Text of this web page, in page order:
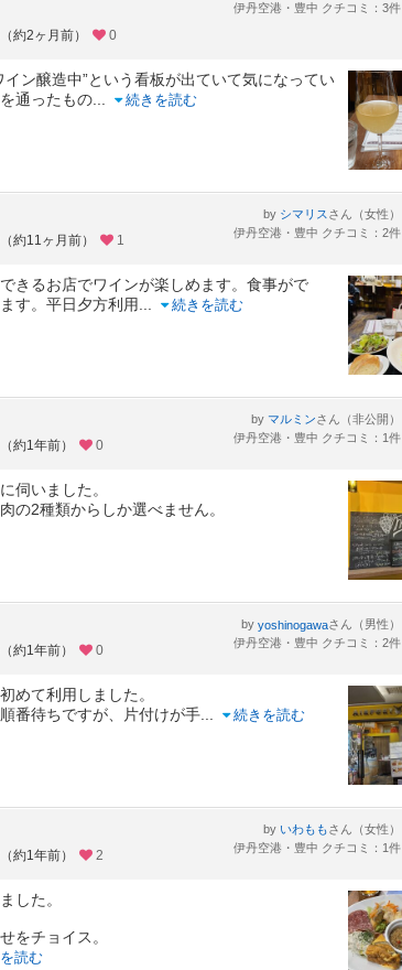
約2ヶ月前） 0
伊丹空港・豊中 クチコミ：3件
ン醸造中”という看板が出ていて気になってい
通ったもの
続きを読む
約11ヶ月前） 1
by シマリス さん（女性）
伊丹空港・豊中 クチコミ：2件
きるお店でワインが楽しめます。食事がで
す。平日夕方利用
続きを読む
約1年前） 0
by マルミンさん（非公開）
伊丹空港・豊中 クチコミ：1件
伺いました。
の2種類からしか選べません。
約1年前） 0
by yoshinogawaさん（男性）
伊丹空港・豊中 クチコミ：2件
めて利用しました。
番待ちですが、片付けが手
続きを読む
約1年前） 2
by いわももさん（女性）
伊丹空港・豊中 クチコミ：1件
した。
をチョイス。
読む